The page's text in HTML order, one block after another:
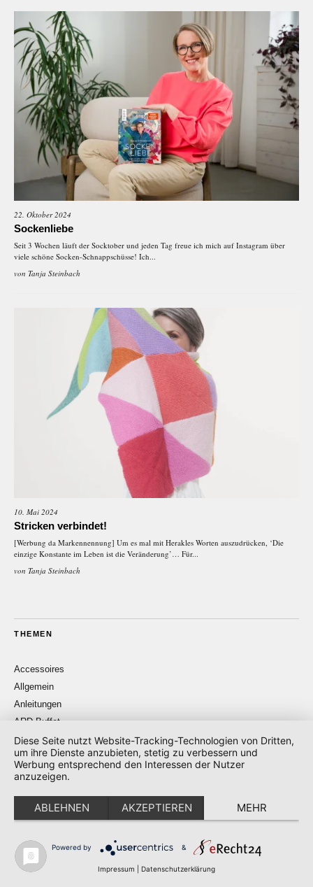
22. Oktober 2024
Sockenliebe
Seit 3 Wochen läuft der Socktober und jeden Tag freue ich mich auf Instagram über
viele schöne Socken-Schnappschüsse! Ich...
von Tanja Steinbach
10. Mai 2024
Stricken verbindet!
[Werbung da Markennennung] Um es mal mit Herakles Worten auszudrücken, ‘Die
einzige Konstante im Leben ist die Veränderung’… Für...
von Tanja Steinbach
THEMEN
Accessoires
Allgemein
Anleitungen
ARD Buffet
Häkeln
Home
Stricken
SWR Kaffee oder Tee
Diese Seite nutzt Website-Tracking-Technologien von Dritten,
um ihre Dienste anzubieten, stetig zu verbessern und
Werbung entsprechend den Interessen der Nutzer
anzuzeigen.
ABLEHNEN AKZEPTIEREN MEHR
Powered by &
Impressum Datenschutzerklärung